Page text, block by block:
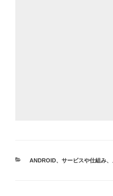
カ
ANDROID、 サービスや仕組み、